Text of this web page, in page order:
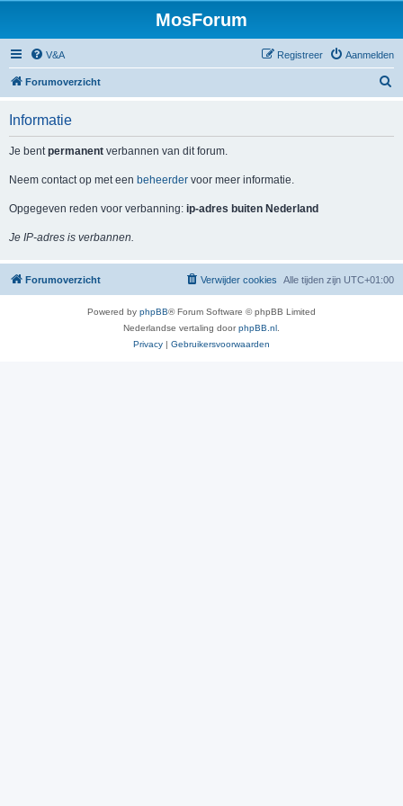
MosForum
V&A Aanmelden
Registreer
Forumoverzicht
Informatie
Je bentpermanent verbannen van dit forum.
Neem contact op met een beheerder voor meer informatie.
Opgegeven reden voor verbanning: ip-adres buiten Nederland
Je IP-adres is verbannen.
Forumoverzicht Alle tijden zijn UTC+01:00
Verwijder cookies
Powered by phpBB® Forum Software © phpBB Limited
Nederlandse vertaling doorphpBB.nl
Privacy | Gebruikersvoorwaarden